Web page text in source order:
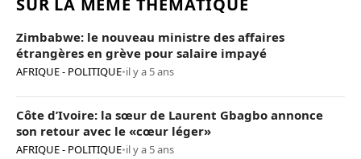
SUR LA MÊME THÉMATIQUE
Zimbabwe: le nouveau ministre des affaires
étrangères en grève pour salaire impayé
AFRIQUE - POLITIQUE•il y a 5 ans
Côte d’Ivoire: la sœur de Laurent Gbagbo annonce
son retour avec le «cœur léger»
AFRIQUE - POLITIQUE•il y a 5 ans